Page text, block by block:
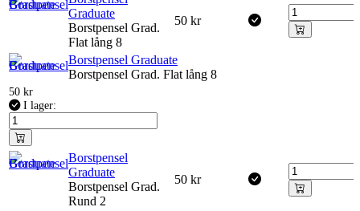
Graduate
Borstpensel Grad.
Flat lång 8
50 kr
Borstpensel Graduate
Borstpensel Grad. Flat lång 8
50 kr
I lager:
Borstpensel
Graduate
Borstpensel Grad.
Rund 2
50 kr